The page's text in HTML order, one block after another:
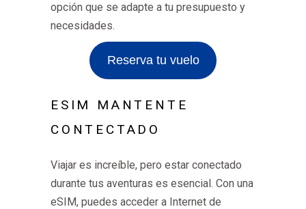
opción que se adapte a tu presupuesto y
necesidades.
Reserva tu vuelo
ESIM MANTENTE
CONTECTADO
Viajar es increíble, pero estar conectado
durante tus aventuras es esencial. Con una
eSIM, puedes acceder a Internet de